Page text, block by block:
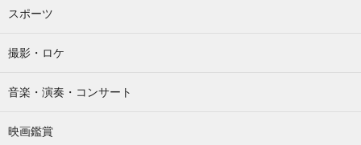
スポーツ
撮影・ロケ
音楽・演奏・コンサート
映画鑑賞